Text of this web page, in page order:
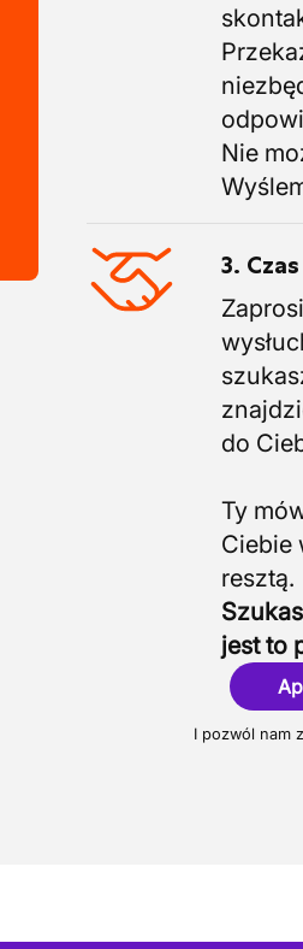
Nie
3.
do
Ty
Ciebie
jest to
I pozwól nam